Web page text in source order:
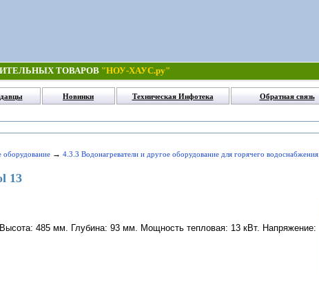
ТОВАРОВ "НОУ-ХАУС.ру"
Новинки Техническая Инфотека Обратная связь
оборудование → 4.3.3 Водонагреватели и другое оборудование для горячего водоснабжения
13
485 мм. Глубина: 93 мм. Мощность тепловая: 13 кВт. Напряжение: